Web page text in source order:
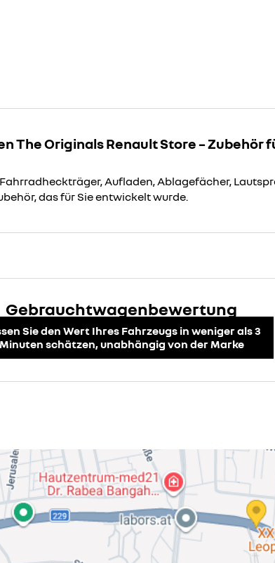
The Originals Renault Store – Zubehör
Aufladen, Ablagefächer,
das für Sie entwickelt wurde.
Gebrauchtwagenbewertung
Sie den Wert Ihres Fahrzeugs in weniger als 3
Minuten schätzen, unabhängig von der Marke